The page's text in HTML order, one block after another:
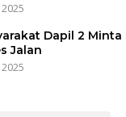
2025
Dapil 2 Minta
Jalan
2025